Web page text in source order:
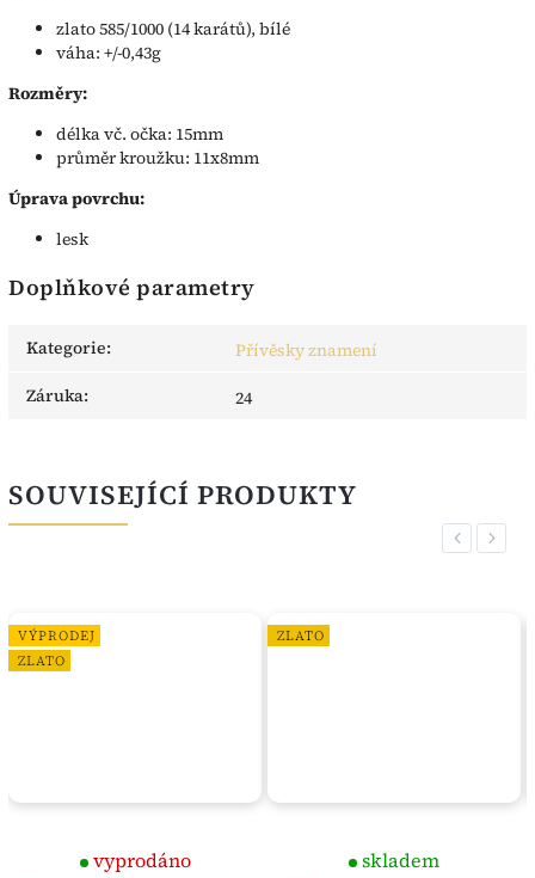
zlato 585/1000 (14 karátů), bílé
váha: +/-0,43g
Rozměry:
délka vč. očka: 15mm
průměr kroužku: 11x8mm
Úprava povrchu:
lesk
Doplňkové parametry
Kategorie:
Přívěsky znamení
Záruka: 24
SOUVISEJÍCÍ PRODUKTY
Previous
VÝPRODEJ
ZLATO
vyprodáno
ZLATO
skladem
Next